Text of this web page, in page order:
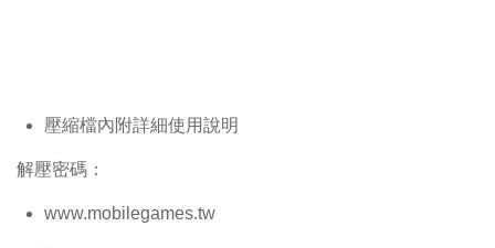
壓縮檔內附詳細使用說明
解壓密碼：
www.mobilegames.tw